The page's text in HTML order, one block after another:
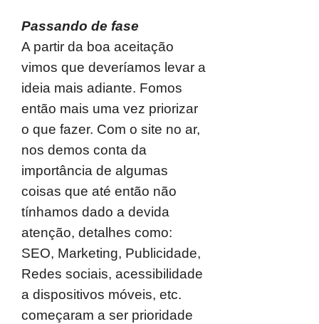
Passando de fase
A partir da boa aceitação
vimos que deveríamos levar a
ideia mais adiante. Fomos
então mais uma vez priorizar
o que fazer. Com o site no ar,
nos demos conta da
importância de algumas
coisas que até então não
tínhamos dado a devida
atenção, detalhes como:
SEO, Marketing, Publicidade,
Redes sociais, acessibilidade
a dispositivos móveis, etc.
começaram a ser prioridade